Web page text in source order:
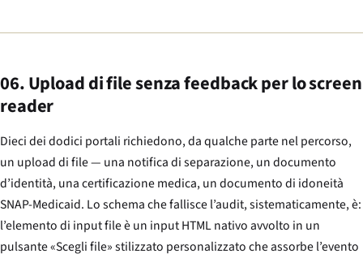
06. Upload di file senza feedback per lo screen
reader
Dieci dei dodici portali richiedono, da qualche parte nel percorso,
un upload di file — una notifica di separazione, un documento
d’identità, una certificazione medica, un documento di idoneità
SNAP-Medicaid. Lo schema che fallisce l’audit, sistematicamente, è:
l’elemento di input file è un input HTML nativo avvolto in un
pulsante «Scegli file» stilizzato personalizzato che assorbe l’evento